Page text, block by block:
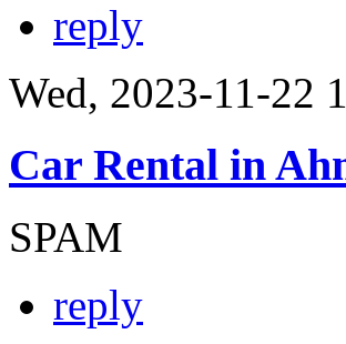
reply
Wed, 2023-11-22
Car Rental in
SPAM
reply